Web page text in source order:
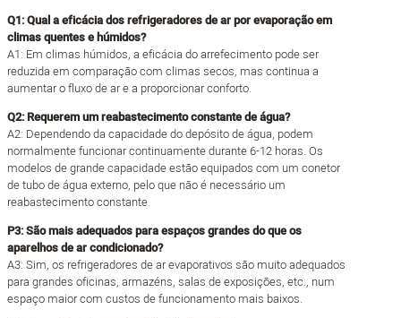
Q1: Qual a eficácia dos refrigeradores de ar por evaporação em
climas quentes e húmidos?
A1: Em climas húmidos, a eficácia do arrefecimento pode ser
reduzida em comparação com climas secos, mas continua a
aumentar o fluxo de ar e a proporcionar conforto.
Q2: Requerem um reabastecimento constante de água?
A2: Dependendo da capacidade do depósito de água, podem
normalmente funcionar continuamente durante 6-12 horas. Os
modelos de grande capacidade estão equipados com um conetor
de tubo de água externo, pelo que não é necessário um
reabastecimento constante.
P3: São mais adequados para espaços grandes do que os
aparelhos de ar condicionado?
A3: Sim, os refrigeradores de ar evaporativos são muito adequados
para grandes oficinas, armazéns, salas de exposições, etc., num
espaço maior com custos de funcionamento mais baixos.